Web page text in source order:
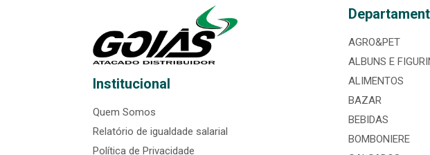
Institucional
Quem Somos
Relatório de igualdade salarial
Política de Privacidade
AGRO&PET
ALBUNS E
ALIMENTOS
BAZAR
BEBIDAS
BOMBONIERE